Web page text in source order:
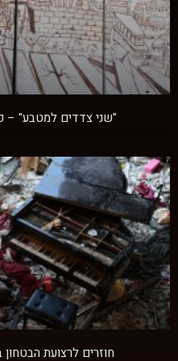
"שני צדדים למטבע" –
חוזרים לרצועת הבטחון